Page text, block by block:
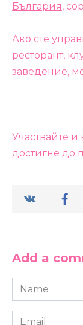
България,
Ако сте
ресторант,
заведение,
Участвайте и
достигне до
Add a
Name
*
Email